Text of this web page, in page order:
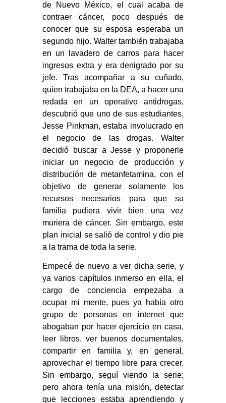
de Nuevo México, el cual acaba de
contraer cáncer, poco después de
conocer que su esposa esperaba un
segundo hijo. Walter también trabajaba
en un lavadero de carros para hacer
ingresos extra y era denigrado por su
jefe. Tras acompañar a su cuñado,
quien trabajaba en la DEA, a hacer una
redada en un operativo antidrogas,
descubrió que uno de sus estudiantes,
Jesse Pinkman, estaba involucrado en
el negocio de las drogas. Walter
decidió buscar a Jesse y proponerle
iniciar un negocio de producción y
distribución de metanfetamina, con el
objetivo de generar solamente los
recursos necesarios para que su
familia pudiera vivir bien una vez
muriera de cáncer. Sin embargo, este
plan inicial se salió de control y dio pie
a la trama de toda la serie.
Empecé de nuevo a ver dicha serie, y
ya varios capítulos inmerso en ella, el
cargo de conciencia empezaba a
ocupar mi mente, pues ya había otro
grupo de personas en internet que
abogaban por hacer ejercicio en casa,
leer libros, ver buenos documentales,
compartir en familia y, en general,
aprovechar el tiempo libre para crecer.
Sin embargo, seguí viendo la serie;
pero ahora tenía una misión, detectar
que lecciones estaba aprendiendo y